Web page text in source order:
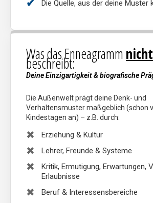
Die Quelle, aus der deine Muster
Was das Enneagramm nicht
beschreibt:
Deine Einzigartigkeit & biografische
Die Außenwelt prägt deine Denk- und
Verhaltensmuster maßgeblich (schon
Kindestagen an) – z.B. durch:
Erziehung & Kultur
Lehrer, Freunde & Systeme
Kritik, Ermutigung, Erwartungen,
Erlaubnisse
Beruf & Interessensbereiche